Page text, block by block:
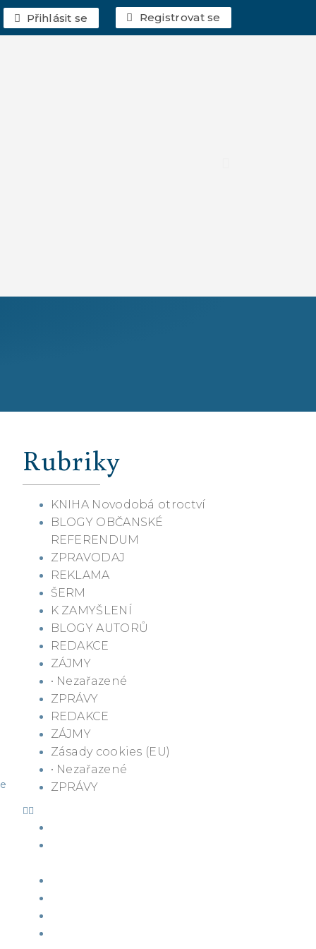
Přihlásit se Registrovat se
Rubriky
KNIHA Novodobá otroctví
BLOGY OBČANSKÉ
REFERENDUM
ZPRAVODAJ
REKLAMA
ŠERM
K ZAMYŠLENÍ
BLOGY AUTORŮ
REDAKCE
ZÁJMY
• Nezařazené
ZPRÁVY
REDAKCE
ZÁJMY
Zásady cookies (EU)
• Nezařazené
ZPRÁVY